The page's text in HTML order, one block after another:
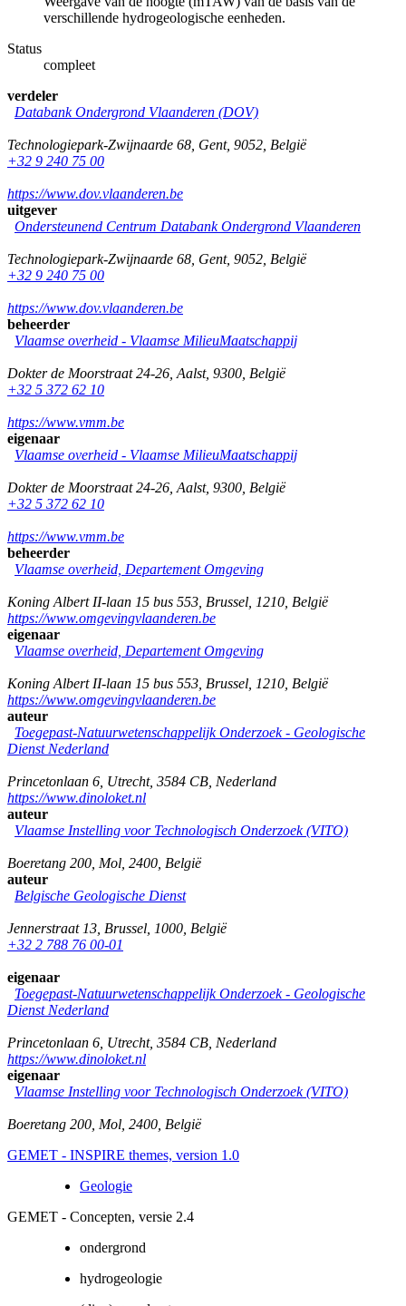
verschillende hydrogeologische eenheden.
Status
compleet
verdeler
Databank Ondergrond Vlaanderen (DOV)
Technologiepark-Zwijnaarde 68 Gent, 9052 België
+32 9 240 75 00
https://www.dov.vlaanderen.be
uitgever
Ondersteunend Centrum Databank Ondergrond Vlaanderen
Technologiepark-Zwijnaarde 68 Gent, 9052 België
+32 9 240 75 00
https://www.dov.vlaanderen.be
beheerder
Vlaamse overheid - Vlaamse MilieuMaatschappij
Dokter de Moorstraat 24-26 Aalst, 9300 België
+32 5 372 62 10
https://www.vmm.be
eigenaar
Vlaamse overheid - Vlaamse MilieuMaatschappij
Dokter de Moorstraat 24-26 Aalst, 9300 België
+32 5 372 62 10
https://www.vmm.be
beheerder
Vlaamse overheid, Departement Omgeving
Koning Albert II-laan 15 bus 553 Brussel 1210 België
https://www.omgevingvlaanderen.be
eigenaar
Vlaamse overheid, Departement Omgeving
Koning Albert II-laan 15 bus 553 Brussel 1210 België
https://www.omgevingvlaanderen.be
auteur
Toegepast-Natuurwetenschappelijk Onderzoek - Geologische
Dienst Nederland
Princetonlaan 6 Utrecht, 3584 CB Nederland
https://www.dinoloket.nl
auteur
Vlaamse Instelling voor Technologisch Onderzoek (VITO)
Boeretang 200 Mol 2400 België
auteur
Belgische Geologische Dienst
Jennerstraat 13 Brussel 1000 België
+32 2 788 76 00-01
eigenaar
Toegepast-Natuurwetenschappelijk Onderzoek - Geologische
Dienst Nederland
Princetonlaan 6 Utrecht, 3584 CB Nederland
https://www.dinoloket.nl
eigenaar
Vlaamse Instelling voor Technologisch Onderzoek (VITO)
Boeretang 200 Mol 2400 België
GEMET - INSPIRE themes, version 1.0
Geologie
GEMET - Concepten, versie 2.4
ondergrond
hydrogeologie